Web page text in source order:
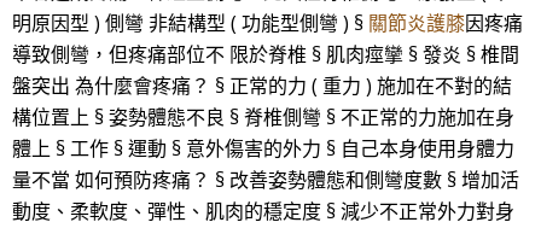
明原因型 ) 側彎 非結構型 ( 功能型側彎 ) § 關節炎護膝因疼痛
導致側彎，但疼痛部位不 限於脊椎 § 肌肉痙攣 § 發炎 § 椎間
盤突出 為什麼會疼痛？ § 正常的力 ( 重力 ) 施加在不對的結
構位置上 § 姿勢體態不良 § 脊椎側彎 § 不正常的力施加在身
體上 § 工作 § 運動 § 意外傷害的外力 § 自己本身使用身體力
量不當 如何預防疼痛？ § 改善姿勢體態和側彎度數 § 增加活
動度、柔軟度、彈性、肌肉的穩定度 § 減少不正常外力對身